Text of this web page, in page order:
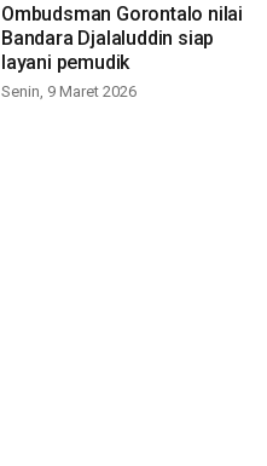
Ombudsman Gorontalo nilai
Bandara Djalaluddin siap
layani pemudik
Senin, 9 Maret 2026